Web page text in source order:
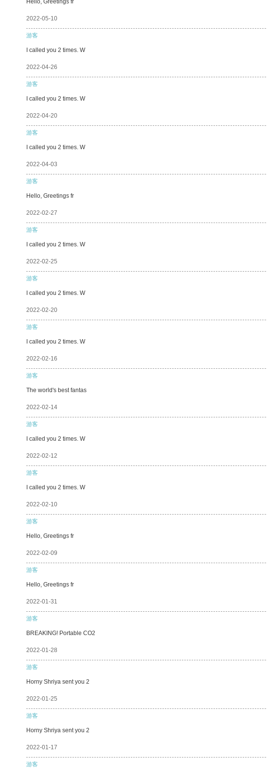
Hello, Greetings fr
2022-05-10
游客
I called you 2 times. W
2022-04-26
游客
I called you 2 times. W
2022-04-20
游客
I called you 2 times. W
2022-04-03
游客
Hello, Greetings fr
2022-02-27
游客
I called you 2 times. W
2022-02-25
游客
I called you 2 times. W
2022-02-20
游客
I called you 2 times. W
2022-02-16
游客
The world's best fantas
2022-02-14
游客
I called you 2 times. W
2022-02-12
游客
I called you 2 times. W
2022-02-10
游客
Hello, Greetings fr
2022-02-09
游客
Hello, Greetings fr
2022-01-31
游客
BREAKING! Portable CO2
2022-01-28
游客
Horny Shriya sent you 2
2022-01-25
游客
Horny Shriya sent you 2
2022-01-17
游客